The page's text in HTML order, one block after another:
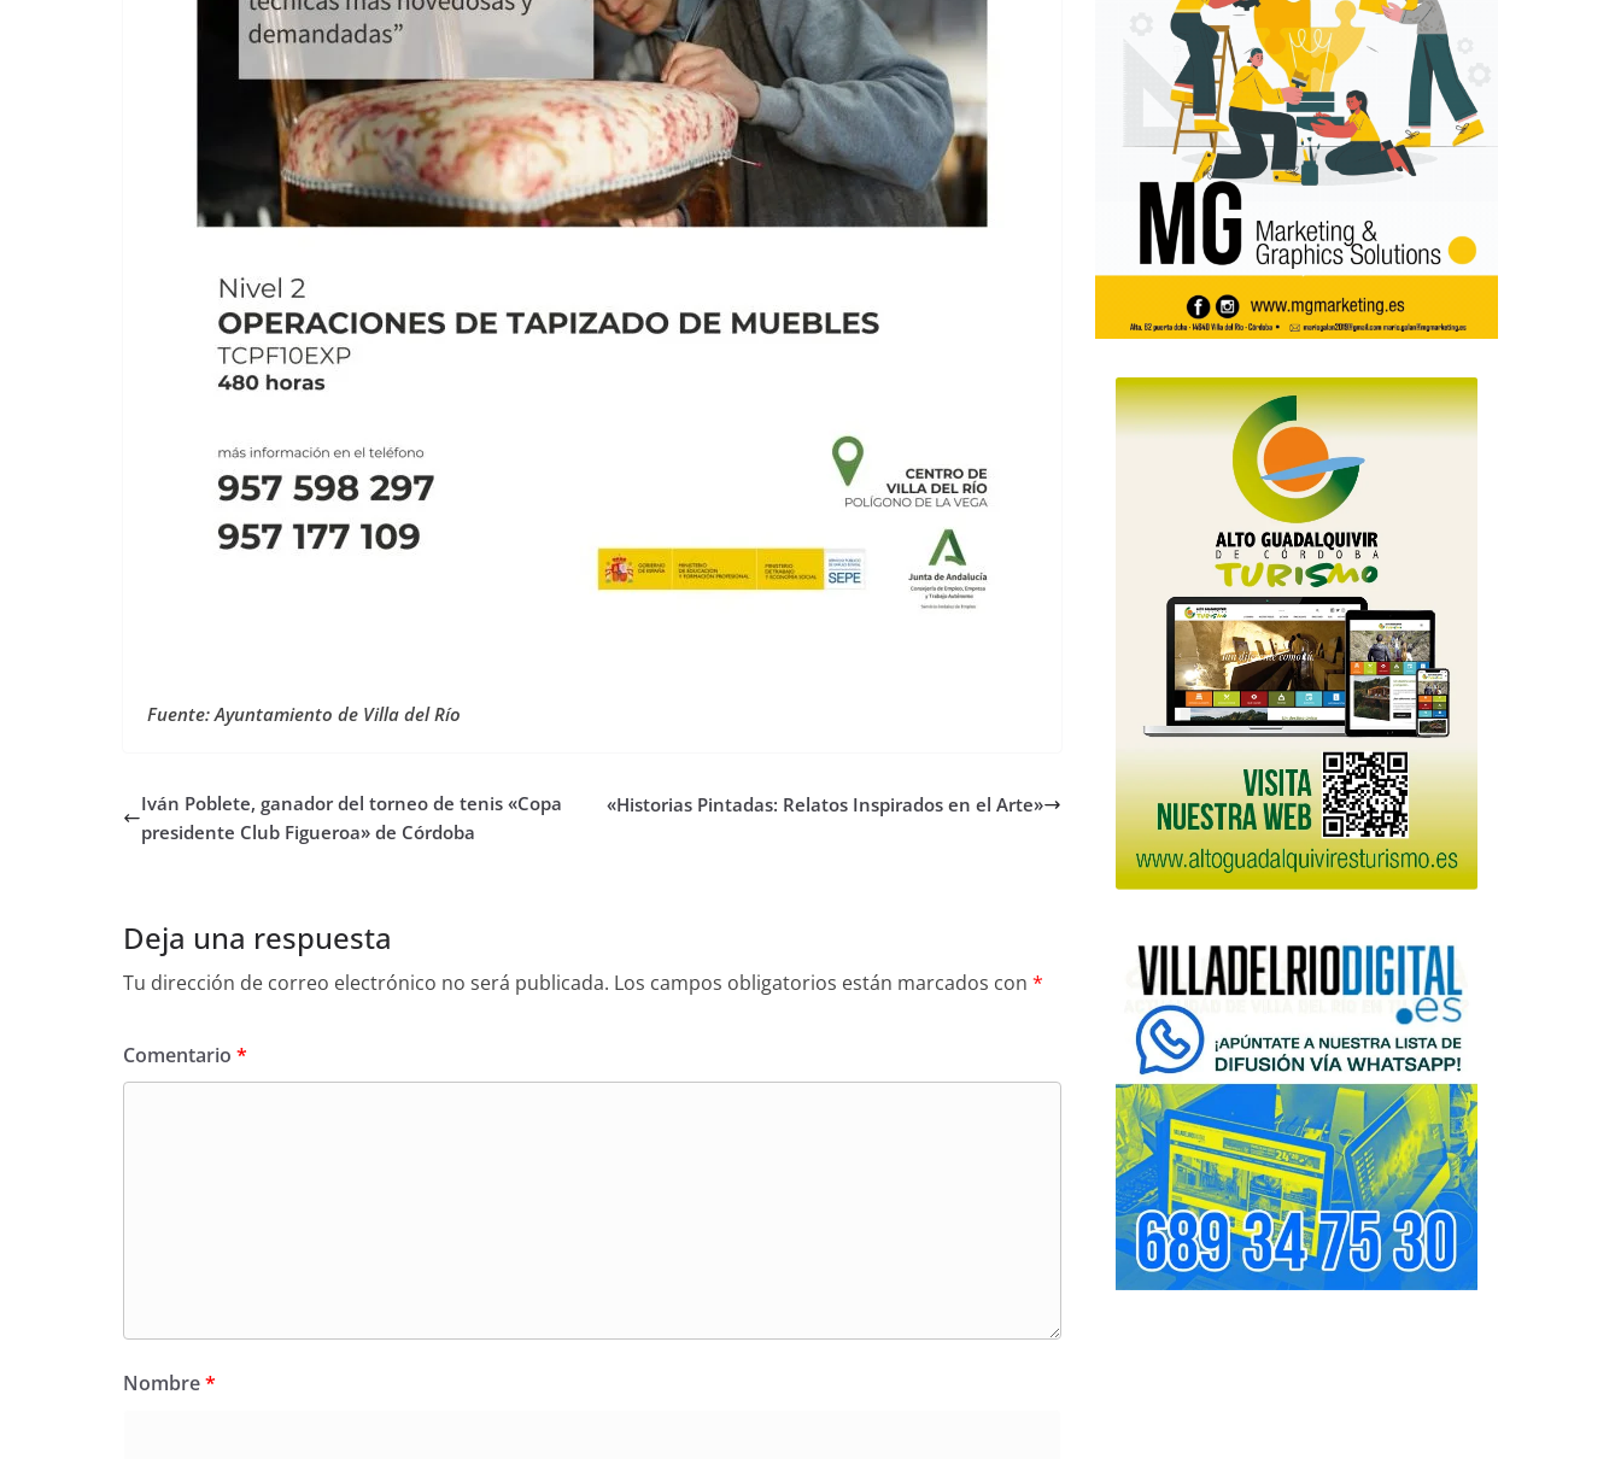
Fuente: Ayuntamiento de Villa del Río
Iván Poblete, ganador del torneo de tenis «Copa
presidente Club Figueroa» de Córdoba
«Historias Pintadas: Relatos Inspirados en el Arte»
Deja una respuesta
Tu dirección de correo electrónico no será publicada. Los campos obligatorios están marcados con *
Comentario *
Nombre*